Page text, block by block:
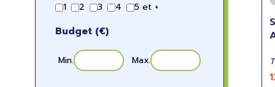
1 2 3 4 5 et +
Budget (€)
Min. Max.